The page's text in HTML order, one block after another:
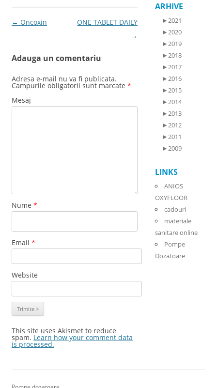
Post navigation
← Oncoxin
ONE TABLET DAILY
→
Adauga un comentariu
Adresa e-mail nu va fi publicata.
Campurile obligatorii sunt marcate *
Mesaj
Nume *
Email *
Website
This site uses Akismet to reduce
spam. Learn how your comment data
is processed.
ARHIVE
►2021
►2020
►2019
►2018
►2017
►2016
►2015
►2014
►2013
►2012
►2011
►2009
LINKS
ANIOS
OXYFLOOR
cadouri
materiale
sanitare online
Pompe
Dozatoare